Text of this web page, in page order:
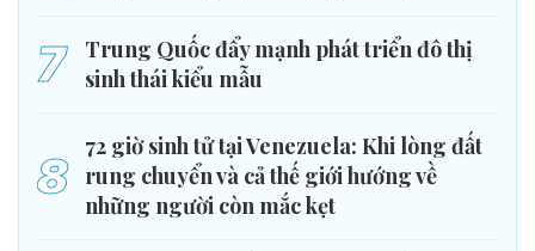
7
Trung Quốc đẩy mạnh phát triển đô thị
sinh thái kiểu mẫu
8
72 giờ sinh tử tại Venezuela: Khi lòng đất
rung chuyển và cả thế giới hướng về
những người còn mắc kẹt